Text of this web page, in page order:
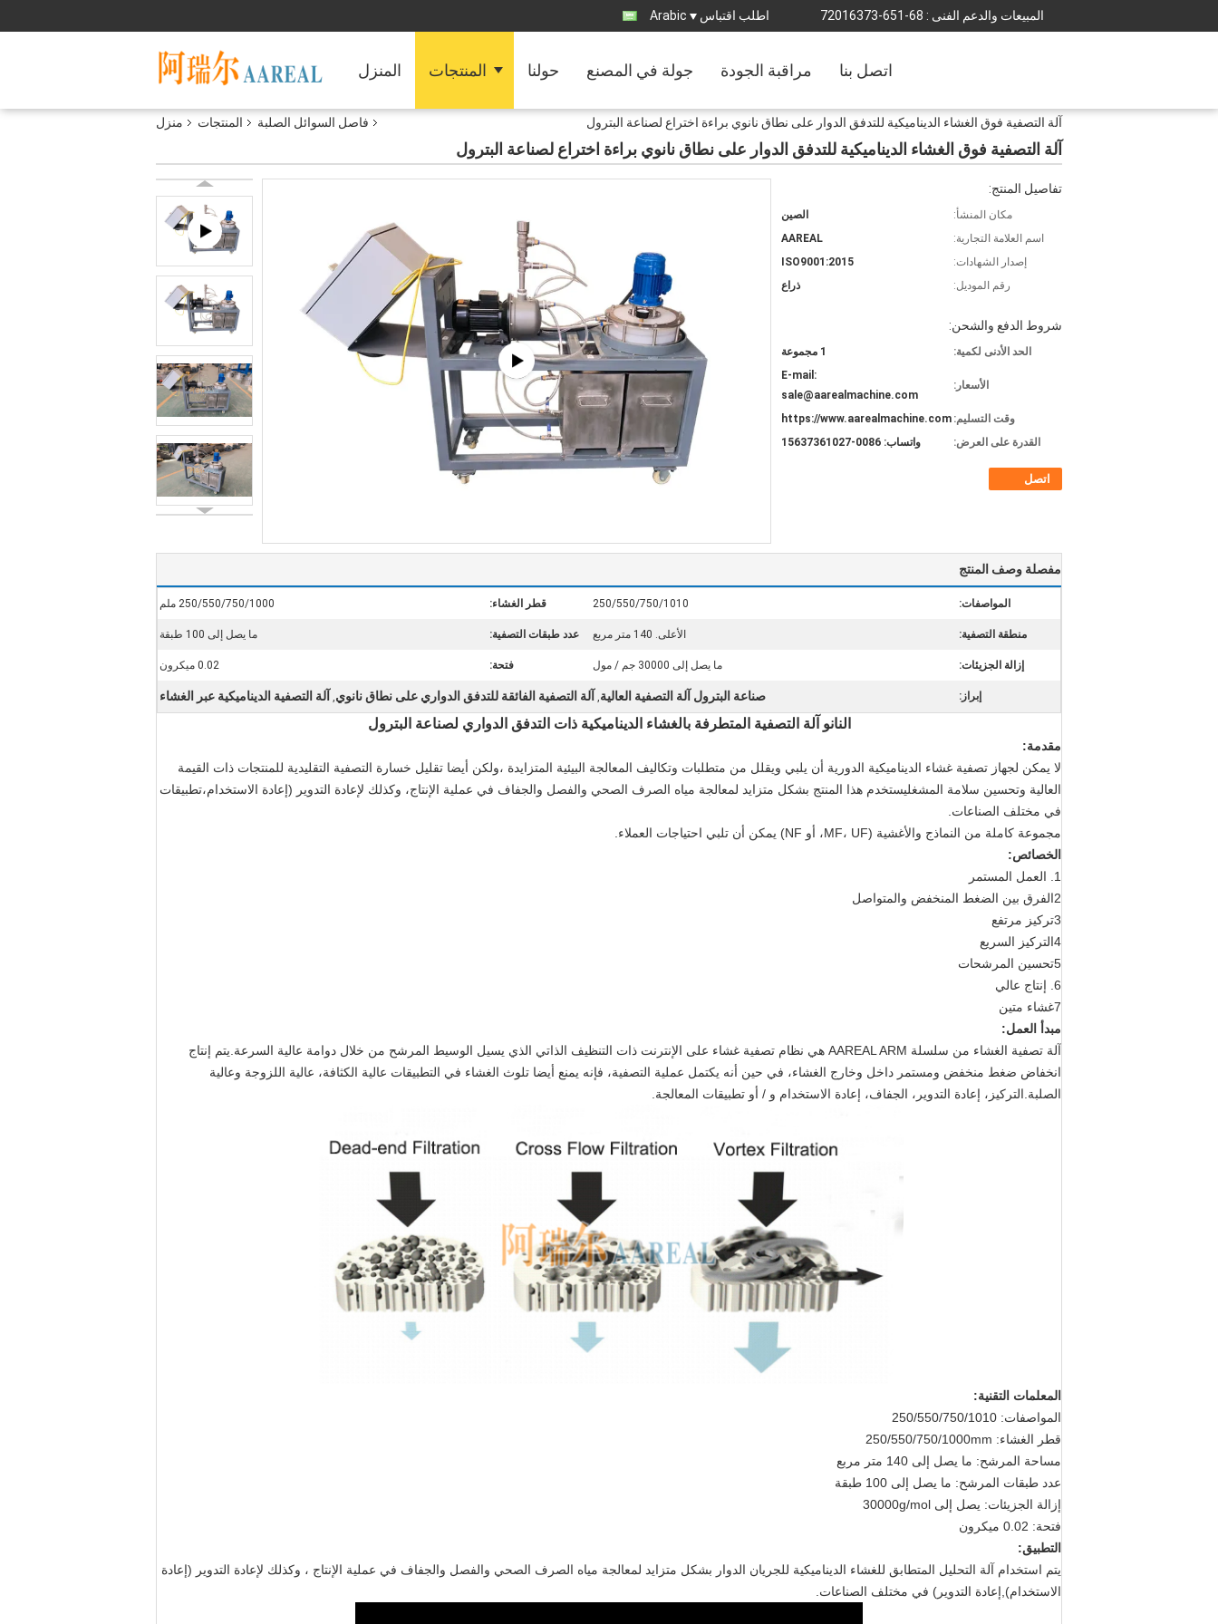
المبيعات والدعم الفنى : 86-156-37361027 اطلب اقتباس Arabic
المنزل المنتجات حولنا جولة في المصنع مراقبة الجودة اتصل بنا
منزل المنتجات فاصل السوائل الصلبة آلة التصفية فوق الغشاء الديناميكية للتدفق الدوار على نطاق نانوي براءة اختراع لصناعة البترول
آلة التصفية فوق الغشاء الديناميكية للتدفق الدوار على نطاق نانوي براءة اختراع لصناعة البترول
تفاصيل المنتج:
مكان المنشأ:
الصين
اسم العلامة التجارية:
AAREAL
إصدار الشهادات:
ISO9001:2015
رقم الموديل:
ذراع
شروط الدفع والشحن:
الحد الأدنى لكمية: 1 مجموعة
الأسعار:
E-mail:
sale@aarealmachine.com
وقت التسليم: https://www.aarealmachine.com
القدرة على العرض:
واتساب: 0086-15637361027
اتصل
مفصلة وصف المنتج
المواصفات: 250/550/750/1010 قطر الغشاء: 250/550/750/1000 ملم
منطقة التصفية: الأعلى. 140 متر مربع عدد طبقات التصفية: ما يصل إلى 100 طبقة
إزالة الجزيئات: ما يصل إلى 30000 جم / مول فتحة: 0.02 ميكرون
إبراز: صناعة البترول آلة التصفية العالية, آلة التصفية الفائقة للتدفق الدواري على نطاق نانوي, آلة التصفية الديناميكية عبر الغشاء
النانو آلة التصفية المتطرفة بالغشاء الديناميكية ذات التدفق الدواري لصناعة البترول
مقدمة:
لا يمكن لجهاز تصفية غشاء الديناميكية الدورية أن يلبي ويقلل من متطلبات وتكاليف المعالجة البيئية المتزايدة ،ولكن أيضا تقليل خسارة التصفية التقليدية للمنتجات ذات القيمة
العالية وتحسين سلامة المشغليستخدم هذا المنتج بشكل متزايد لمعالجة مياه الصرف الصحي والفصل والجفاف في عملية الإنتاج، وكذلك لإعادة التدوير (إعادة الاستخدام،تطبيقات
في مختلف الصناعات.
مجموعة كاملة من النماذج والأغشية (MF، UF، أو NF) يمكن أن تلبي احتياجات العملاء.
الخصائص:
1. العمل المستمر
2الفرق بين الضغط المنخفض والمتواصل
3تركيز مرتفع
4التركيز السريع
5تحسين المرشحات
6. إنتاج عالي
7غشاء متين
مبدأ العمل:
آلة تصفية الغشاء من سلسلة AAREAL ARM هي نظام تصفية غشاء على الإنترنت ذات التنظيف الذاتي الذي يسيل الوسيط المرشح من خلال دوامة عالية السرعة.يتم إنتاج
انخفاض ضغط منخفض ومستمر داخل وخارج الغشاء، في حين أنه يكتمل عملية التصفية، فإنه يمنع أيضا تلوث الغشاء في التطبيقات عالية الكثافة، عالية اللزوجة وعالية
الصلبة.التركيز، إعادة التدوير، الجفاف، إعادة الاستخدام و / أو تطبيقات المعالجة.
المعلمات التقنية:
المواصفات: 250/550/750/1010
قطر الغشاء: 250/550/750/1000mm
مساحة المرشح: ما يصل إلى 140 متر مربع
عدد طبقات المرشح: ما يصل إلى 100 طبقة
إزالة الجزيئات: يصل إلى 30000g/mol
فتحة: 0.02 ميكرون
التطبيق:
يتم استخدام آلة التحليل المتطابق للغشاء الديناميكية للجريان الدوار بشكل متزايد لمعالجة مياه الصرف الصحي والفصل والجفاف في عملية الإنتاج ، وكذلك لإعادة التدوير (إعادة
الاستخدام),إعادة التدوير) في مختلف الصناعات.